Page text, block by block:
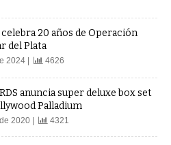
celebra 20 años de Operación
del Plata
2024 | 4626
anuncia super deluxe box set
Palladium
2020 | 4321